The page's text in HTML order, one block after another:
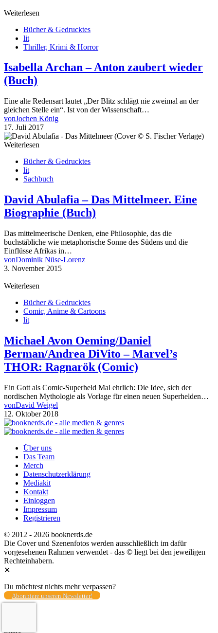
Weiterlesen
Bücher & Gedrucktes
lit
Thriller, Krimi & Horror
Isabella Archan – Anton zaubert wieder
(Buch)
Eine alte Redensart lautet „Der Blitz schlägt nie zweimal an der
gleichen Stelle ein“. Ist von der Wissenschaft…
vonJochen König
17. Juli 2017
Weiterlesen
Bücher & Gedrucktes
lit
Sachbuch
David Abulafia – Das Mittelmeer. Eine
Biographie (Buch)
Das mittelmeerische Denken, eine Philosophie, das die
buchstäbliche wie metaphorische Sonne des Südens und die
Einflüsse Afrikas in…
vonDominik Nüse-Lorenz
3. November 2015
Weiterlesen
Bücher & Gedrucktes
Comic, Anime & Cartoons
lit
Michael Avon Oeming/Daniel
Berman/Andrea DiVito – Marvel’s
THOR: Ragnarök (Comic)
Ein Gott als Comic-Superheld Mal ehrlich: Die Idee, sich der
nordischen Mythologie als Vorlage für einen neuen Superhelden…
vonDavid Weigel
12. Oktober 2018
Über uns
Das Team
Merch
Datenschutzerklärung
Mediakit
Kontakt
Einloggen
Impressum
Registrieren
© 2012 - 2026 booknerds.de
Die Cover und Szenenfotos werden ausschließlich im dafür
vorgesehenen Rahmen verwendet - das © liegt bei den jeweiligen
Rechteinhabern.
✕
Du möchtest nichts mehr verpassen?
Abonniere unseren Newsletter!
Share